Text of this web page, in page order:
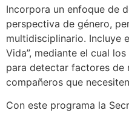
Incorpora un enfoque de
perspectiva de género,
multidisciplinario. Incluye
Vida”, mediante el cual
para detectar factores de
compañeros que
Con este programa la